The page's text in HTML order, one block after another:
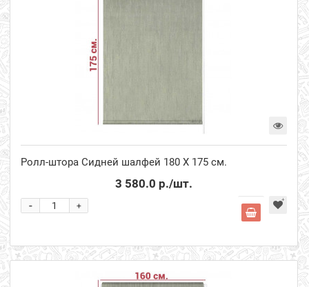
Ролл-штора Сидней шалфей 180 Х 175 см.
3 580.0 р./шт.
+
-